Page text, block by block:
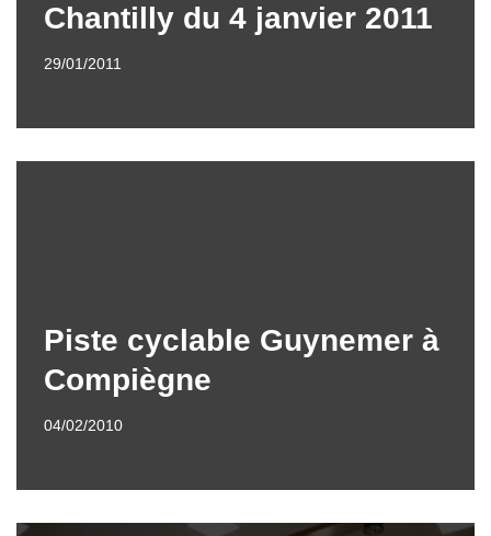
Chantilly du 4 janvier 2011
29/01/2011
Piste cyclable Guynemer à
Compiègne
04/02/2010